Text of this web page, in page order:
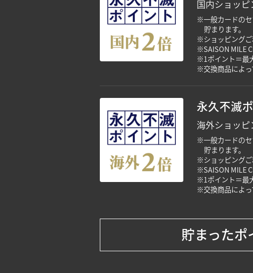
国内ショッピ
※一般カードのセ
貯まります。
※ショッピングご
※SAISON MILE
※1ポイント＝最
※交換商品によっ
永久不滅
海外ショッピ
※一般カードのセ
貯まります。
※ショッピングご
※SAISON MILE
※1ポイント＝最
※交換商品によっ
貯まった